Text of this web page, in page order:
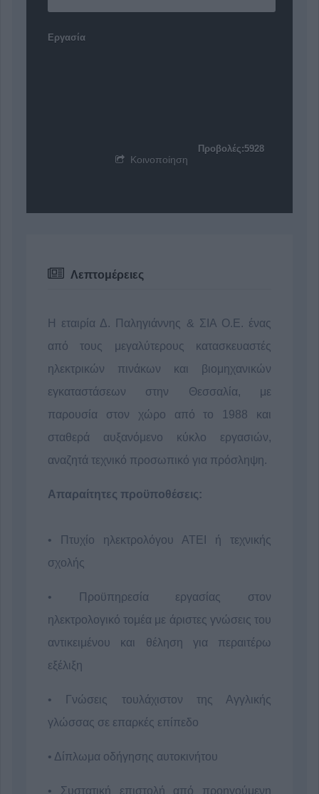
Εργασία
Προβολές:5928
Κοινοποίηση
Λεπτομέρειες
Η εταιρία Δ. Παληγιάννης & ΣΙΑ Ο.Ε. ένας
από τους μεγαλύτερους κατασκευαστές
ηλεκτρικών πινάκων και βιομηχανικών
εγκαταστάσεων στην Θεσσαλία, με
παρουσία στον χώρο από το 1988 και
σταθερά αυξανόμενο κύκλο εργασιών,
αναζητά τεχνικό προσωπικό για πρόσληψη.
Απαραίτητες προϋποθέσεις:
• Πτυχίο ηλεκτρολόγου ΑΤΕΙ ή τεχνικής
σχολής
• Προϋπηρεσία εργασίας στον
ηλεκτρολογικό τομέα με άριστες γνώσεις του
αντικειμένου και θέληση για περαιτέρω
εξέλιξη
• Γνώσεις τουλάχιστον της Αγγλικής
γλώσσας σε επαρκές επίπεδο
• Δίπλωμα οδήγησης αυτοκινήτου
• Συστατική επιστολή από προηγούμενη